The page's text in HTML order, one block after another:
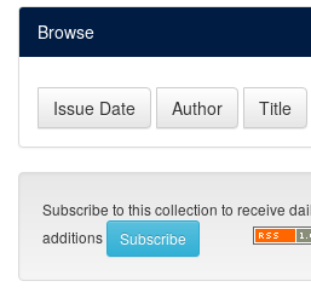
Browse
Subscribe to this collection to receive
additions